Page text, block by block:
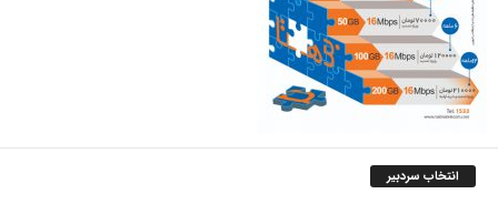
انتخاب سردبیر